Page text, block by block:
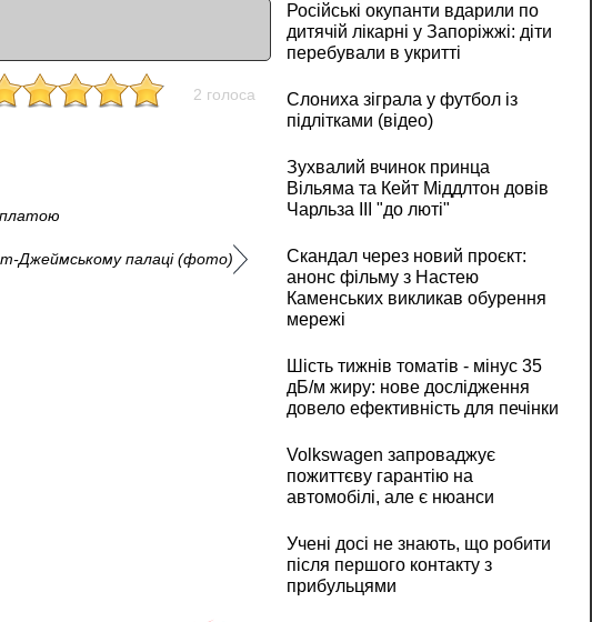
2 голоса
Джеймському палаці (фото)
Російські окупанти вдарили по
дитячій лікарні у Запоріжжі: діти
перебували в укритті
Слониха зіграла у футбол із
підлітками (відео)
Зухвалий вчинок принца
Вільяма та Кейт Міддлтон довів
Чарльза III "до люті"
Скандал через новий проєкт:
анонс фільму з Настею
Каменських викликав обурення
мережі
Шість тижнів томатів - мінус 35
дБ/м жиру: нове дослідження
довело ефективність для печінки
Volkswagen запроваджує
пожиттєву гарантію на
автомобілі, але є нюанси
Учені досі не знають, що робити
після першого контакту з
прибульцями